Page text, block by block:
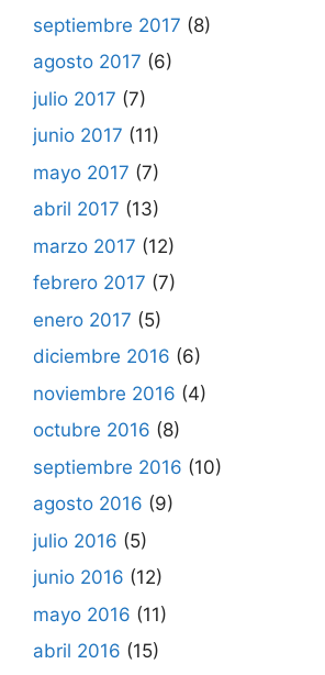
septiembre 2017 (8)
agosto 2017 (6)
julio 2017 (7)
junio 2017 (11)
mayo 2017 (7)
abril 2017 (13)
marzo 2017 (12)
febrero 2017 (7)
enero 2017 (5)
diciembre 2016 (6)
noviembre 2016 (4)
octubre 2016 (8)
septiembre 2016 (10)
agosto 2016 (9)
julio 2016 (5)
junio 2016 (12)
mayo 2016 (11)
abril 2016 (15)